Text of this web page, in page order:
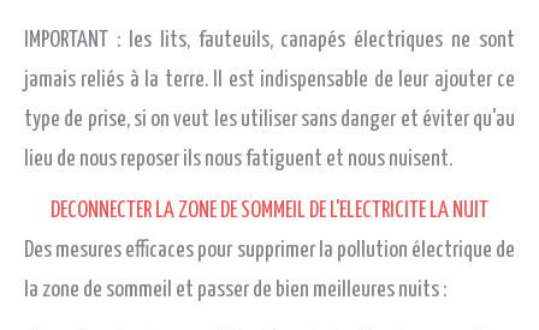
IMPORTANT : les lits, fauteuils, canapés électriques ne sont
jamais reliés à la terre. Il est indispensable de leur ajouter ce
type de prise, si on veut les utiliser sans danger et éviter qu'au
lieu de nous reposer ils nous fatiguent et nous nuisent.
DECONNECTER LA ZONE DE SOMMEIL DE L'ELECTRICITE LA NUIT
Des mesures efficaces pour supprimer la pollution électrique de
la zone de sommeil et passer de bien meilleures nuits :